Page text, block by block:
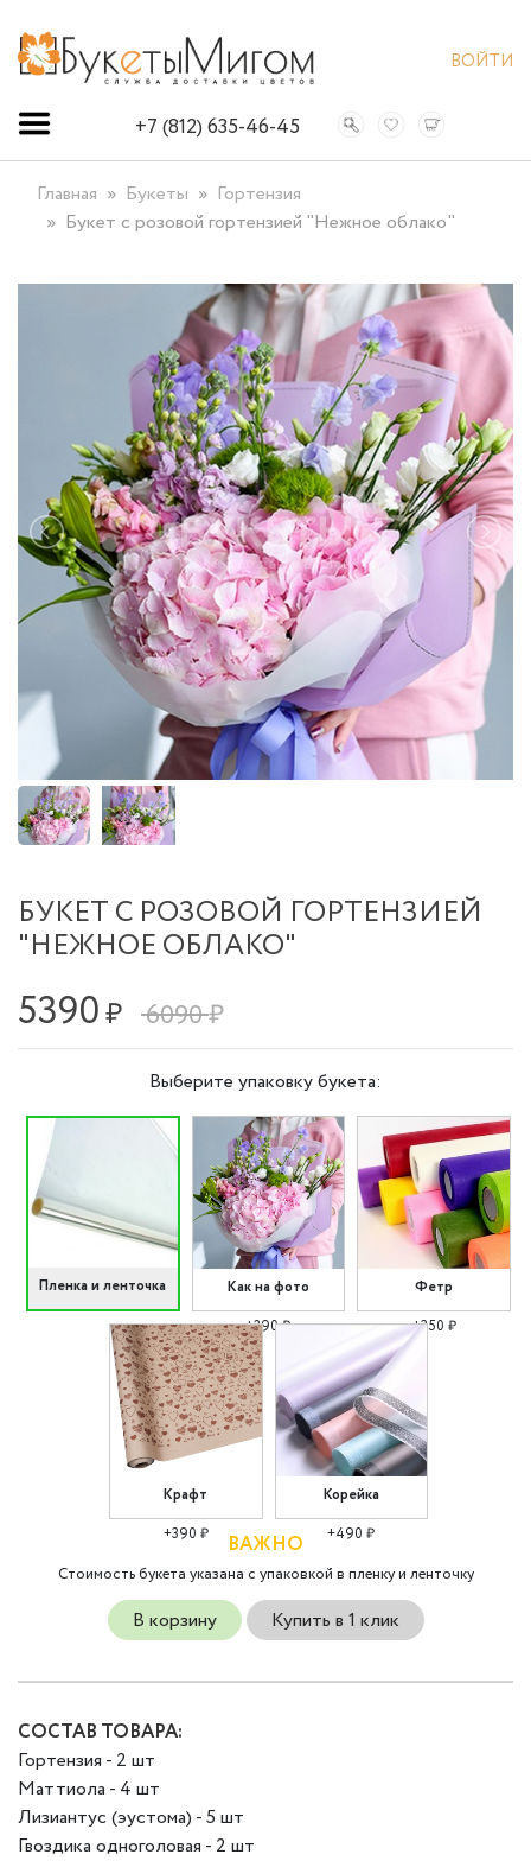
ВОЙТИ
+7 (812) 635-46-45
Главная Букеты
Гортензия
Букет с розовой гортензией "Нежное облако"
БУКЕТ С РОЗОВОЙ ГОРТЕНЗИЕЙ
"НЕЖНОЕ ОБЛАКО"
5390₽ 6090 ₽
Выберите упаковку букета:
Пленка и ленточка
Как на фото
+290 ₽
Фетр
+350 ₽
Крафт
+390 ₽
Корейка
+490 ₽
ВАЖНО
Стоимость букета указана с упаковкой в пленку и ленточку
В корзину Купить в 1 клик
СОСТАВ ТОВАРА:
Гортензия - 2 шт
Маттиола - 4 шт
Лизиантус (эустома) - 5 шт
Гвоздика одноголовая - 2 шт